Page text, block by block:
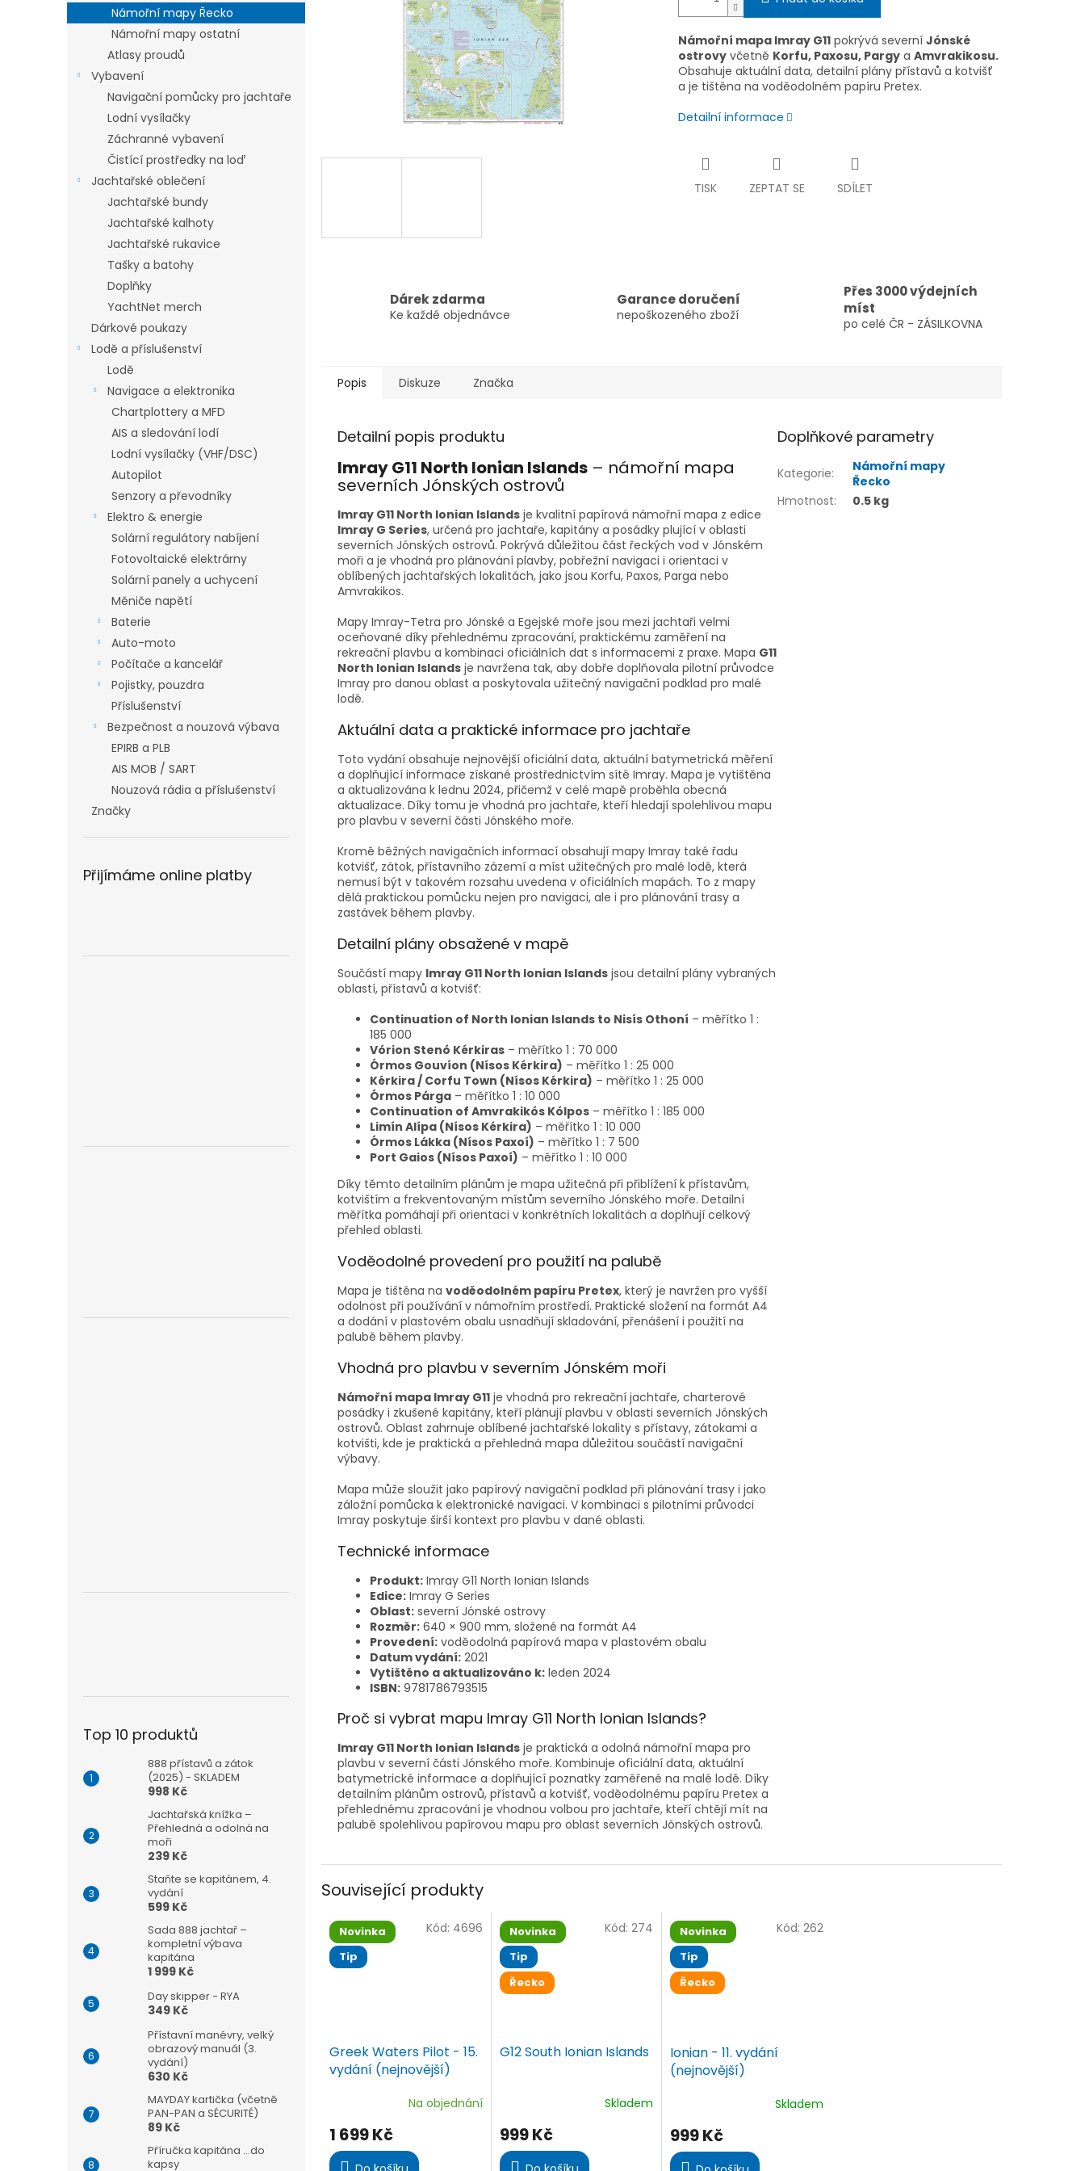
e
Námořní mapy Řecko
Námořní mapy ostatní
Atlasy proudů
Vybavení
Navigační pomůcky pro jachtaře
Lodní vysílačky
Záchranné vybavení
Čistící prostředky na loď
Jachtařské oblečení
Jachtařské bundy
Jachtařské kalhoty
Jachtařské rukavice
Tašky a batohy
Doplňky
YachtNet merch
Dárkové poukazy
Lodě a příslušenství
Lodě
Navigace a elektronika
Chartplottery a MFD
AIS a sledování lodí
Lodní vysílačky (VHF/DSC)
Autopilot
Senzory a převodníky
Elektro & energie
Solární regulátory nabíjení
Fotovoltaické elektrárny
Solární panely a uchycení
Měniče napětí
Baterie
Auto-moto
Počítače a kancelář
Pojistky, pouzdra
Příslušenství
Bezpečnost a nouzová výbava
EPIRB a PLB
AIS MOB / SART
Nouzová rádia a příslušenství
Značky
Přijímáme online platby
Top 10 produktů
888 přístavů a zátok
(2025) - SKLADEM
998 Kč
Jachtařská knížka –
Přehledná a odolná na
moři
239 Kč
Staňte se kapitánem, 4.
vydání
599 Kč
Sada 888 jachtař –
kompletní výbava
kapitána
1 999 Kč
Day skipper - RYA
349 Kč
Přístavní manévry, velký
obrazový manuál (3.
vydání)
630 Kč
MAYDAY kartička (včetně
PAN-PAN a SÉCURITÉ)
89 Kč
Příručka kapitána ...do
kapsy
Námořní mapa Imray G11pokrývá severní Jónské
ostrovyvčetně Korfu, Paxosu, Pargya Amvrakikosu.
Obsahuje aktuální data, detailní plány přístavů a kotvišť
a je tištěna na voděodolném papíru Pretex.
Detailní informace
TISK ZEPTAT SE SDÍLET
Dárek zdarma
Ke každé objednávce
Garance doručení
nepoškozeného zboží
Přes 3000 výdejních
míst
po celé ČR - ZÁSILKOVNA
Popis Diskuze Značka
Detailní popis produktu
Imray G11 North Ionian Islands – námořní mapa
severních Jónských ostrovů
Imray G11 North Ionian Islands je kvalitní papírová námořní mapa z edice
Imray G Series, určená pro jachtaře, kapitány a posádky plující v oblasti
severních Jónských ostrovů. Pokrývá důležitou část řeckých vod v Jónském
moři a je vhodná pro plánování plavby, pobřežní navigaci i orientaci v
oblíbených jachtařských lokalitách, jako jsou Korfu, Paxos, Parga nebo
Amvrakikos.
Mapy Imray-Tetra pro Jónské a Egejské moře jsou mezi jachtaři velmi
oceňované díky přehlednému zpracování, praktickému zaměření na
rekreační plavbu a kombinaci oficiálních dat s informacemi z praxe. Mapa G11
North Ionian Islands je navržena tak, aby dobře doplňovala pilotní průvodce
Imray pro danou oblast a poskytovala užitečný navigační podklad pro malé
lodě.
Aktuální data a praktické informace pro jachtaře
Toto vydání obsahuje nejnovější oficiální data, aktuální batymetrická měření
a doplňující informace získané prostřednictvím sítě Imray. Mapa je vytištěna
a aktualizována k lednu 2024, přičemž v celé mapě proběhla obecná
aktualizace. Díky tomu je vhodná pro jachtaře, kteří hledají spolehlivou mapu
pro plavbu v severní části Jónského moře.
Kromě běžných navigačních informací obsahují mapy Imray také řadu
kotvišť, zátok, přístavního zázemí a míst užitečných pro malé lodě, která
nemusí být v takovém rozsahu uvedena v oficiálních mapách. To z mapy
dělá praktickou pomůcku nejen pro navigaci, ale i pro plánování trasy a
zastávek během plavby.
Detailní plány obsažené v mapě
Součástí mapy Imray G11 North Ionian Islands jsou detailní plány vybraných
oblastí, přístavů a kotvišť:
Continuation of North Ionian Islands to Nisís Othoní – měřítko 1 :
185 000
Vórion Stenó Kérkiras – měřítko 1 : 70 000
Órmos Gouvíon (Nísos Kérkira) – měřítko 1 : 25 000
Kérkira / Corfu Town (Nísos Kérkira) – měřítko 1 : 25 000
Órmos Párga – měřítko 1 : 10 000
Continuation of Amvrakikós Kólpos – měřítko 1 : 185 000
Limín Alípa (Nísos Kérkira) – měřítko 1 : 10 000
Órmos Lákka (Nísos Paxoí) – měřítko 1 : 7 500
Port Gaios (Nísos Paxoí) – měřítko 1 : 10 000
Díky těmto detailním plánům je mapa užitečná při přiblížení k přístavům,
kotvištím a frekventovaným místům severního Jónského moře. Detailní
měřítka pomáhají při orientaci v konkrétních lokalitách a doplňují celkový
přehled oblasti.
Voděodolné provedení pro použití na palubě
Mapa je tištěna na voděodolném papíru Pretex, který je navržen pro vyšší
odolnost při používání v námořním prostředí. Praktické složení na formát A4
a dodání v plastovém obalu usnadňují skladování, přenášení i použití na
palubě během plavby.
Vhodná pro plavbu v severním Jónském moři
Námořní mapa Imray G11 je vhodná pro rekreační jachtaře, charterové
posádky i zkušené kapitány, kteří plánují plavbu v oblasti severních Jónských
ostrovů. Oblast zahrnuje oblíbené jachtařské lokality s přístavy, zátokami a
kotvišti, kde je praktická a přehledná mapa důležitou součástí navigační
výbavy.
Mapa může sloužit jako papírový navigační podklad při plánování trasy i jako
záložní pomůcka k elektronické navigaci. V kombinaci s pilotními průvodci
Imray poskytuje širší kontext pro plavbu v dané oblasti.
Technické informace
Produkt: Imray G11 North Ionian Islands
Edice: Imray G Series
Oblast: severní Jónské ostrovy
Rozměr: 640 × 900 mm, složené na formát A4
Provedení: voděodolná papírová mapa v plastovém obalu
Datum vydání: 2021
Vytištěno a aktualizováno k: leden 2024
ISBN: 9781786793515
Proč si vybrat mapu Imray G11 North Ionian Islands?
Imray G11 North Ionian Islands je praktická a odolná námořní mapa pro
plavbu v severní části Jónského moře. Kombinuje oficiální data, aktuální
batymetrické informace a doplňující poznatky zaměřené na malé lodě. Díky
detailním plánům ostrovů, přístavů a kotvišť, voděodolnému papíru Pretex a
přehlednému zpracování je vhodnou volbou pro jachtaře, kteří chtějí mít na
palubě spolehlivou papírovou mapu pro oblast severních Jónských ostrovů.
Doplňkové parametry
Kategorie:
Námořní mapy
Řecko
Hmotnost: 0.5 kg
Související produkty
Novinka
Tip
Greek Waters Pilot - 15.
vydání (nejnovější)
produktu
je
4,3
Na objednání
1 699 Kč
Kód: 4696
Novinka
Tip
Řecko
G12 South Ionian Islands
produktu
je
4,5
Skladem
999 Kč
Kód: 274
Novinka
Tip
Řecko
Ionian - 11. vydání
(nejnovější)
produktu
je
5,0
Skladem
999 Kč
Kód:262